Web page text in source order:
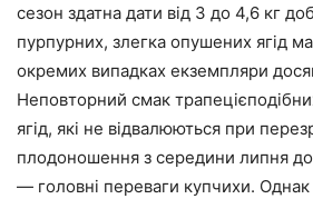
сезон здатна дати від 3 до 4,6 кг
пурпурних, злегка опушених ягід
окремих випадках екземпляри
Неповторний смак
ягід, які не відвалюються при
плодоношення з середини липня
— головні переваги купчихи.